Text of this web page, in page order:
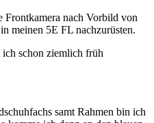
Frontkamera nach Vorbild von
meinen 5E FL nachzurüsten.
schon ziemlich früh
samt Rahmen bin ich